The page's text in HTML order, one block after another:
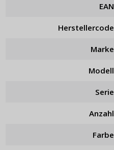
EAN
Herstellercode
Marke
Modell
Serie
Anzahl
Farbe